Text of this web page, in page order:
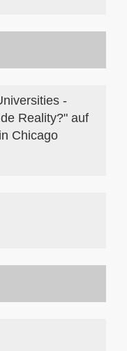
-
Reality?" auf
Chicago